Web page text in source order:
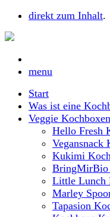
direkt zum Inhalt.
menu
Start
Was ist eine
Veggie
Hello Fresh
Vegansnack
Kukimi
BringMirBio
Little Lunch
Marley
Tapasion